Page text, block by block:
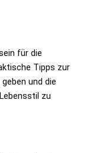
für die
Tipps zur
und die
zu